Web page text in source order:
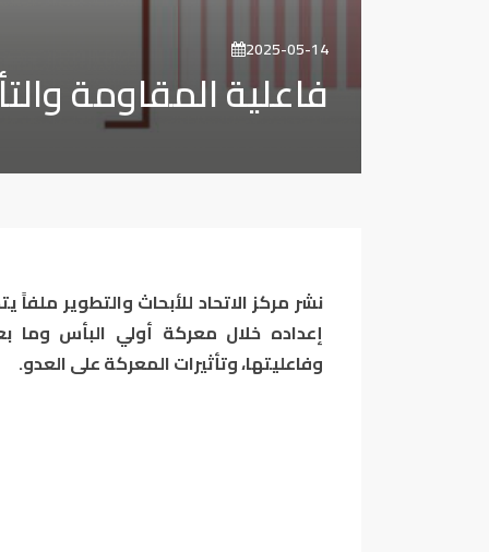
2025-05-14
فاعلية المقاومة
نشر مركز الاتحاد للأبحاث والتطوير
إعداده خلال معركة أولي البأس وما
وفاعليتها، وتأثيرات المعركة على العدو.